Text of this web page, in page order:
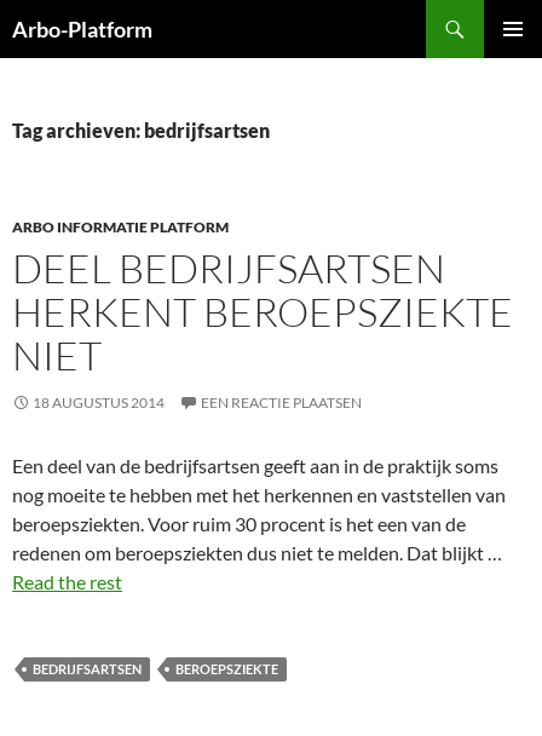
naar
Arbo-Platform
Tag archieven: bedrijfsartsen
ARBO INFORMATIE PLATFORM
DEEL BEDRIJFSARTSEN
HERKENT BEROEPSZIEKTE
NIET
18 AUGUSTUS 2014 EEN REACTIE PLAATSEN
Een deel van de bedrijfsartsen geeft aan in de praktijk soms
nog moeite te hebben met het herkennen en vaststellen van
beroepsziekten. Voor ruim 30 procent is het een van de
redenen om beroepsziekten dus niet te melden. Dat blijkt …
Read the rest
BEDRIJFSARTSEN BEROEPSZIEKTE